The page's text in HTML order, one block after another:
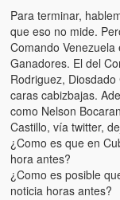
Para terminar,
que eso no mide.
Comando
Ganadores. El del
Rodriguez,
caras cabizbajas.
como Nelson
Castillo, vía twitter,
¿Como es que en
hora antes?
¿Como es posible
noticia horas antes?